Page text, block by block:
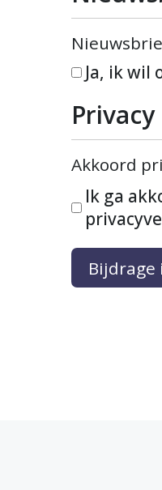
Ja, ik wil
Privacy
Akkoord
Ik ga
Bijdrage